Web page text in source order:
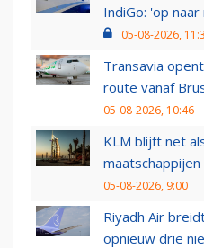
IndiGo: 'op
05-08-2026,
Transavia
route vanaf
05-08-2026, 10:46
KLM blijft net
05-08-2026, 9:00
Riyadh Air
opnieuw drie